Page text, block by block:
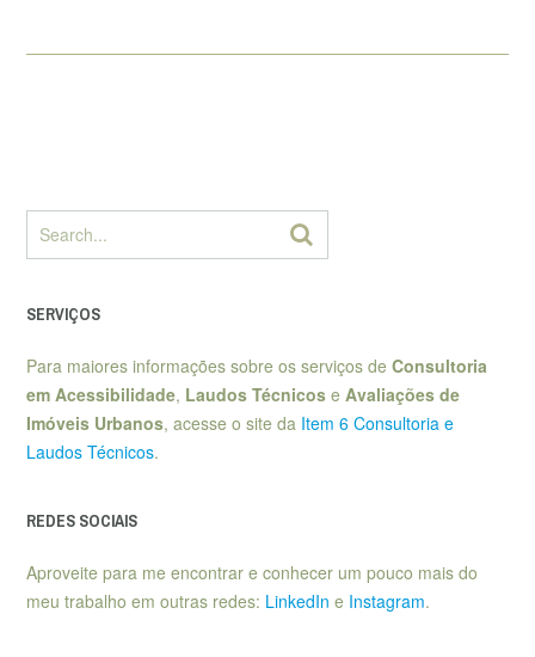
SERVIÇOS
Para maiores informações sobre os serviços de Consultoria
em Acessibilidade, Laudos Técnicos e Avaliações de
Imóveis Urbanos, acesse o site da Item 6 Consultoria e
Laudos Técnicos.
REDES SOCIAIS
Aproveite para me encontrar e conhecer um pouco mais do
meu trabalho em outras redes: LinkedIn e Instagram.